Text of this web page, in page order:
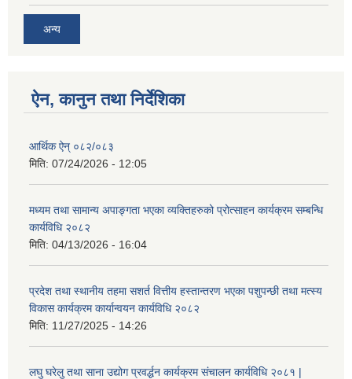
अन्य
ऐन, कानुन तथा निर्देशिका
आर्थिक ऐन् ०८२/०८३
मिति: 07/24/2026 - 12:05
मध्यम तथा सामान्य अपाङ्गता भएका व्यक्तिहरुको प्रोत्साहन कार्यक्रम सम्बन्धि
कार्यविधि २०८२
मिति: 04/13/2026 - 16:04
प्रदेश तथा स्थानीय तहमा सशर्त वित्तीय हस्तान्तरण भएका पशुपन्छी तथा मत्स्य
विकास कार्यक्रम कार्यान्वयन कार्यविधि २०८२
मिति: 11/27/2025 - 14:26
लघु घरेलु तथा साना उद्योग प्रवर्द्धन कार्यक्रम संचालन कार्यविधि २०८१ |